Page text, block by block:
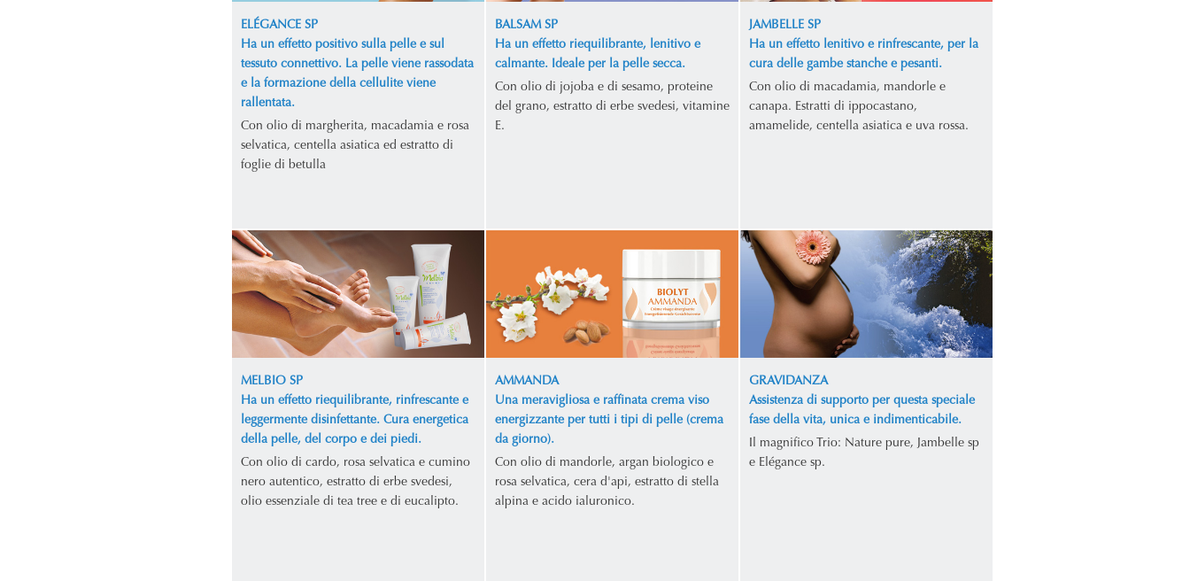
ELÉGANCE SP
Ha un effetto positivo sulla pelle e sul
tessuto connettivo. La pelle viene rassodata
e la formazione della cellulite viene
rallentata.
Con olio di margherita, macadamia e rosa
selvatica, centella asiatica ed estratto di
foglie di betulla
BALSAM SP
Ha un effetto riequilibrante, lenitivo e
calmante. Ideale per la pelle secca.
Con olio di jojoba e di sesamo, proteine
del grano, estratto di erbe svedesi, vitamine
E.
JAMBELLE SP
Ha un effetto lenitivo e rinfrescante, per la
cura delle gambe stanche e pesanti.
Con olio di macadamia, mandorle e
canapa. Estratti di ippocastano,
amamelide, centella asiatica e uva rossa.
MELBIO SP
Ha un effetto riequilibrante, rinfrescante e
leggermente disinfettante. Cura energetica
della pelle, del corpo e dei piedi.
Con olio di cardo, rosa selvatica e cumino
nero autentico, estratto di erbe svedesi,
olio essenziale di tea tree e di eucalipto.
AMMANDA
Una meravigliosa e raffinata crema viso
energizzante per tutti i tipi di pelle (crema
da giorno).
Con olio di mandorle, argan biologico e
rosa selvatica, cera d'api, estratto di stella
alpina e acido ialuronico.
GRAVIDANZA
Assistenza di supporto per questa speciale
fase della vita, unica e indimenticabile.
Il magnifico Trio: Nature pure, Jambelle sp
e Elégance sp.